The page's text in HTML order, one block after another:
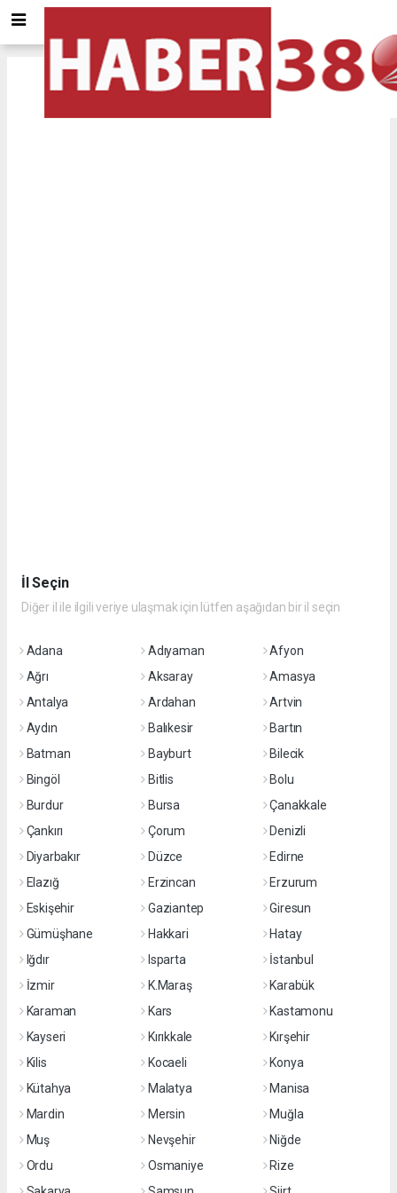
Muşiçin Tol ve Trafik durumu
İl Seçin
Diğer il ile ilgili veriye ulaşmak için lütfen aşağıdan bir il seçin
Adana Adıyaman
Afyon
Ağrı
Aksaray
Amasya
Antalya
Ardahan
Artvin
Aydın
Balıkesir
Bartın
Batman
Bayburt
Bilecik
Bingöl
Bitlis
Bolu
Burdur
Bursa
Çanakkale
Çankırı
Çorum
Denizli
Diyarbakır
Düzce
Edirne
Elazığ
Erzincan
Erzurum
Eskişehir
Gaziantep
Giresun
Gümüşhane
Hakkari
Hatay
Iğdır
Isparta
İstanbul
İzmir
K.Maraş
Karabük
Karaman
Kars
Kastamonu
Kayseri
Kırıkkale
Kırşehir
Kilis
Kocaeli
Konya
Kütahya
Malatya
Manisa
Mardin
Mersin
Muğla
Muş
Nevşehir
Niğde
Ordu
Osmaniye
Rize